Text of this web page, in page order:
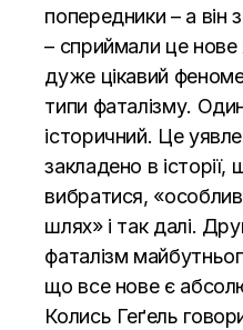
попередники – а він
– сприймали це нове
дуже цікавий
типи фаталізму.
історичний. Це
закладено в історії,
вибратися,
шлях» і так далі.
фаталізм
що все нове є
Колись Геґель